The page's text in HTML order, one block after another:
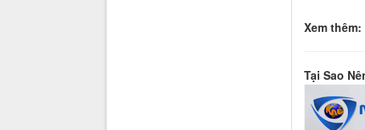
Xem thêm:
Tại Sao